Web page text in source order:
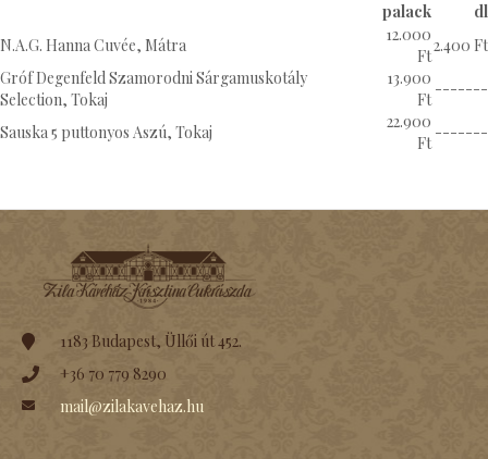
palack
dl
N.A.G. Hanna Cuvée, Mátra
12.000
Ft
2.400 Ft
Gróf Degenfeld Szamorodni Sárgamuskotály
Selection, Tokaj
13.900
Ft
-------
Sauska 5 puttonyos Aszú, Tokaj
22.900
Ft
-------
1183 Budapest, Üllői út 452.
+36 70 779 8290
mail@zilakavehaz.hu